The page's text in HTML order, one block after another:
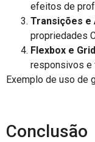
efeitos de
Transições e
propriedades
Flexbox e Grid
responsivos e
Exemplo de uso de
Conclusão